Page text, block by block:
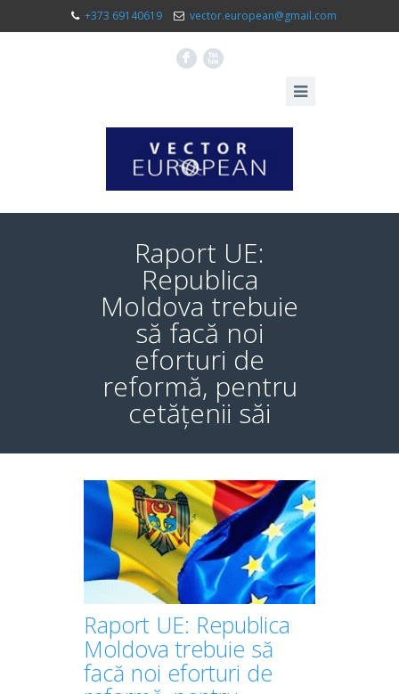
+373 69140619 vector.european@gmail.com
F X
Raport UE:
Republica
Moldova trebuie
să facă noi
eforturi de
reformă, pentru
cetățenii săi
Raport UE: Republica
Moldova trebuie să
facă noi eforturi de